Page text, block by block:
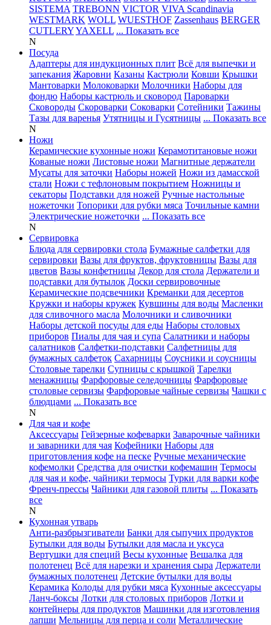
SISTEMA TREBONN VICTOR VIVA Scandinavia
WESTMARK WOLL WUESTHOF Zassenhaus BERGER
CUTLERYYAXELL ... Показать все
N
Посуда
Адаптеры для индукционных плит Всё для выпечки и
запекания Жаровни Казаны Кастрюли Ковши Крышки
Мантоварки Молоковарки Молочники Наборы для
фондю Наборы кастрюль и сковород Пароварки
Сковороды Скороварки Соковарки Сотейники Тажины
Тазы для варенья Утятницы и Гусятницы ... Показать все
N
Ножи
Керамические кухонные ножи Керамотитановые ножи
Кованые ножи Листовые ножи Магнитные держатели
Мусаты для заточки Наборы ножей Ножи из дамасской
стали Ножи с тефлоновым покрытием Ножницы и
секаторы Подставки для ножей Ручные настольные
ножеточки Топорики для рубки мяса Точильные камни
Электрические ножеточки ... Показать все
N
Сервировка
Блюда для сервировки стола Бумажные салфетки для
сервировки Вазы для фруктов, фруктовницы Вазы для
цветов Вазы конфетницы Декор для стола Держатели и
подставки для бутылок Доски сервировочные
Керамические подсвечники Креманки для десертов
Кружки и наборы кружек Кувшины для воды Масленки
для сливочного масла Молочники и сливочники
Наборы детской посуды для еды Наборы столовых
приборов Пиалы для чая и супа Салатники и наборы
салатников Салфетки-подставки Салфетницы для
бумажных салфеток Сахарницы Соусники и соусницы
Столовые тарелки Супницы с крышкой Тарелки
менажницы Фарфоровые селедочницы Фарфоровые
столовые сервизы Фарфоровые чайные сервизы Чашки с
блюдцами ... Показать все
N
Для чая и кофе
Аксессуары Гейзерные кофеварки Заварочные чайники
и заварники для чая Кофейники Наборы для
приготовления кофе на песке Ручные механические
кофемолки Средства для очистки кофемашин Термосы
для чая и кофе, чайники термосы Турки для варки кофе
Френч-прессы Чайники для газовой плиты ... Показать
все
N
Кухонная утварь
Анти-разбрызгиватели Банки для сыпучих продуктов
Бутылки для воды Бутылки для масла и уксуса
Вертушки для специй Весы кухонные Вешалка для
полотенец Всё для нарезки и хранения сыра Держатели
бумажных полотенец Детские бутылки для воды
Керамика Колоды для рубки мяса Кухонные аксессуары
Ланч-боксы Лотки для столовых приборов Лотки и
контейнеры для продуктов Машинки для изготовления
лапши Мельницы для перца и соли Металлические